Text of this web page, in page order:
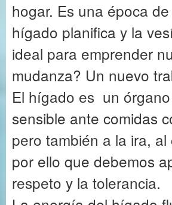
hogar. Es una época
hígado planifica y la
ideal para emprender
mudanza? Un nuevo
El hígado es un
sensible ante comidas
pero también a la ira,
por ello que debemos
respeto y la tolerancia.